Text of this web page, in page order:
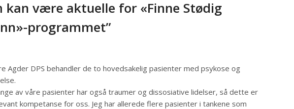
kan være aktuelle for «Finne Stødig
programmet”
Agder DPS behandler de to hovedsakelig pasienter med psykose og
av våre pasienter har også traumer og dissosiative lidelser, så dette er
kompetanse for oss. Jeg har allerede flere pasienter i tankene som